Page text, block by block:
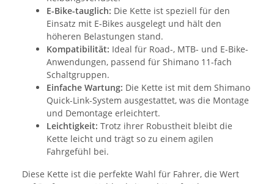
E-Bike-tauglich: Die Kette ist speziell für den
Einsatz mit E-Bikes ausgelegt und hält den
höheren Belastungen stand.
Kompatibilität: Ideal für Road-, MTB- und E-Bike-
Anwendungen, passend für Shimano 11-fach
Schaltgruppen.
Einfache Wartung: Die Kette ist mit dem Shimano
Quick-Link-System ausgestattet, was die Montage
und Demontage erleichtert.
Leichtigkeit: Trotz ihrer Robustheit bleibt die
Kette leicht und trägt so zu einem agilen
Fahrgefühl bei.
Diese Kette ist die perfekte Wahl für Fahrer, die Wert